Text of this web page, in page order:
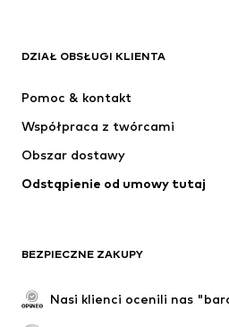
Next
ADIDAS PERFORMANCE
DZIAŁ OBSŁUGI KLIENTA
Pomoc & kontakt
Współpraca z twórcami
Obszar dostawy
Odstąpienie od umowy tutaj
BEZPIECZNE ZAKUPY
Nasi klienci ocenili nas